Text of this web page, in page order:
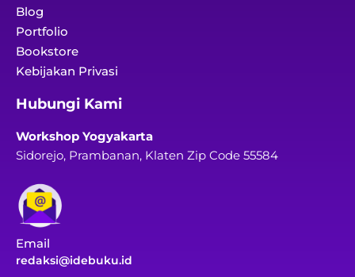
Blog
Portfolio
Bookstore
Kebijakan Privasi
Hubungi Kami
Workshop Yogyakarta
Sidorejo, Prambanan, Klaten Zip Code 55584
Email
redaksi@idebuku.id